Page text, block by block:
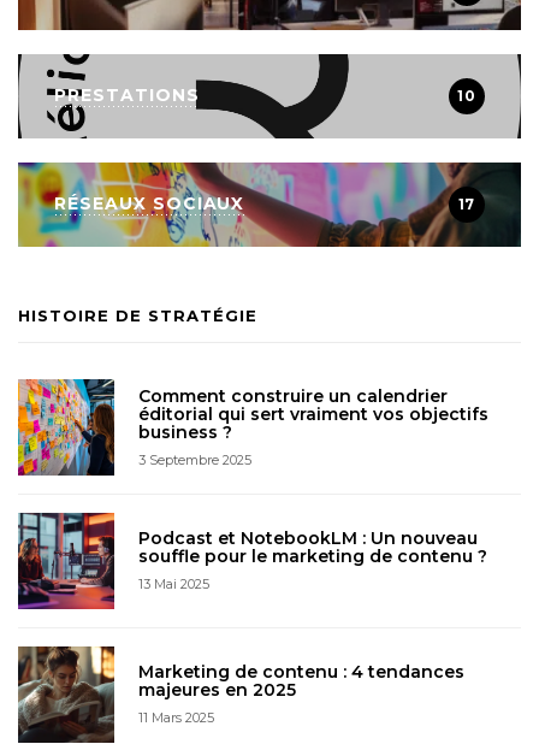
PRESTATIONS 10
RÉSEAUX SOCIAUX 17
HISTOIRE DE STRATÉGIE
Comment construire un calendrier
éditorial qui sert vraiment vos objectifs
business ?
3 Septembre 2025
Podcast et NotebookLM : Un nouveau
souffle pour le marketing de contenu ?
13 Mai 2025
Marketing de contenu : 4 tendances
majeures en 2025
11 Mars 2025